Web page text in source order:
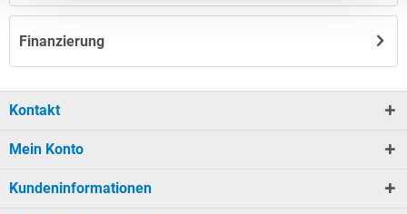
Finanzierung
Kontakt
Mein Konto
Kundeninformationen